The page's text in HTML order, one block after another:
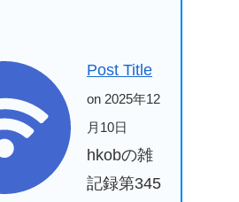
Post Title
on 2025年12
月10日
hkobの雑
記録第345